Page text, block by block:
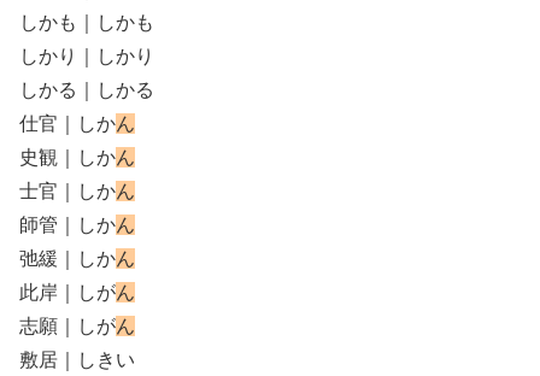
しかも｜しかも
しかり｜しかり
しかる｜しかる
仕官｜しかん
史観｜しかん
士官｜しかん
師管｜しかん
弛緩｜しかん
此岸｜しがん
志願｜しがん
敷居｜しきい